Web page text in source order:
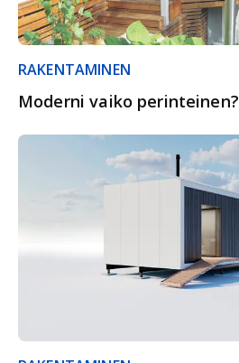
RAKENTAMINEN
Moderni vaiko perinteinen?